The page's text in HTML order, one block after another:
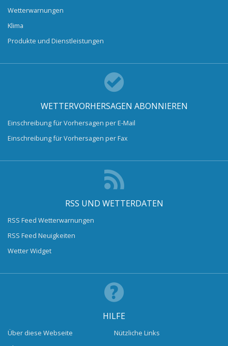
Wetterwarnungen
Klima
Produkte und Dienstleistungen
WETTERVORHERSAGEN ABONNIEREN
Einschreibung für Vorhersagen per E-Mail
Einschreibung für Vorhersagen per Fax
RSS UND WETTERDATEN
RSS Feed Wetterwarnungen
RSS Feed Neuigkeiten
Wetter Widget
HILFE
Über diese Webseite
Nützliche Links